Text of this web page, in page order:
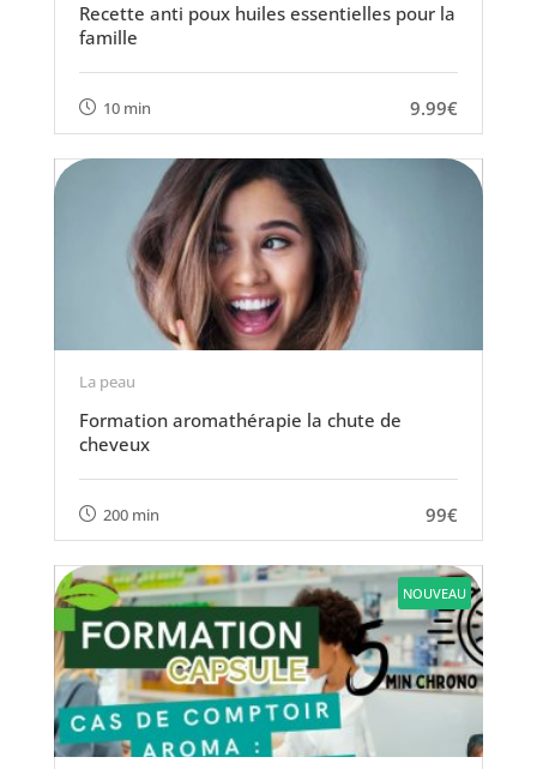
Recette anti poux huiles essentielles pour la
famille
10 min 9.99€
La peau
Formation aromathérapie la chute de
cheveux
200 min 99€
NOUVEAU